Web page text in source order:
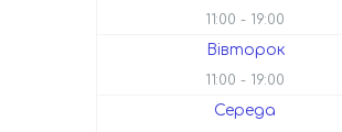
11:00 19:00
Вівторок
11:00 19:00
Середа